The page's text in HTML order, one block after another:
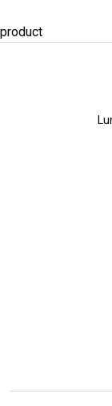
product